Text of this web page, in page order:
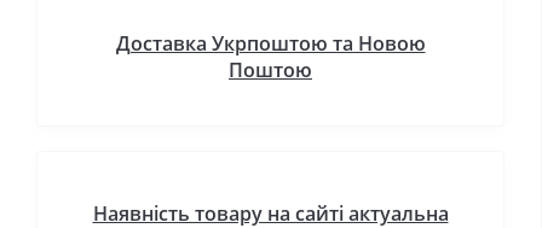
Доставка Укрпоштою та Новою
Поштою
Наявність товару на сайті актуальна